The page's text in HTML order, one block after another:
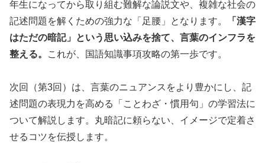
年生になってから取り組む難解な論説文や、複雑な社会の
記述問題を解くための強力な「足腰」となります。
「漢字
はただの暗記」という思い込みを捨て、言葉のインフラを
整える。
これが、国語知識事項攻略の第一歩です。
次回（第3回）は、言葉のニュアンスをより豊かにし、記
述問題の表現力を高める「ことわざ・慣用句」の学習法に
ついて解説します。丸暗記に頼らない、イメージで定着さ
せるコツを伝授します。